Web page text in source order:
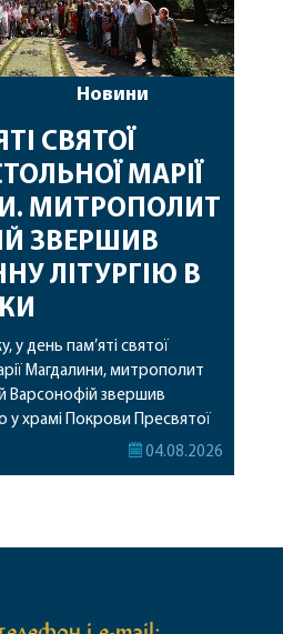
Новини
СВЯТОЇ
МАРІЇ
МИТРОПОЛИТ
ЗВЕРШИВ
ЛІТУРГІЮ В
у день пам’яті святої
Магдалини, митрополит
Варсонофій звершив
у храмі Покрови Пресвятої
Барського благочиння.
04.08.2026